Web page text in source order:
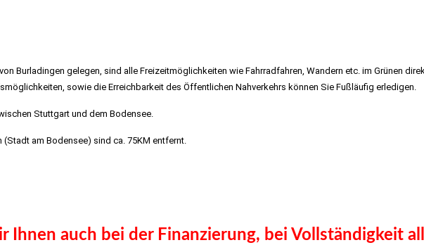
Burladingen gelegen, sind alle Freizeitmöglichkeiten wie Fahrradfahren, Wandern etc. im Grünen
sowie die Erreichbarkeit des Öffentlichen Nahverkehrs können Sie Fußläufig erledigen.
Stuttgart und dem Bodensee.
am Bodensee) sind ca. 75KM entfernt.
Ihnen auch bei der Finanzierung, bei Vollständigkeit